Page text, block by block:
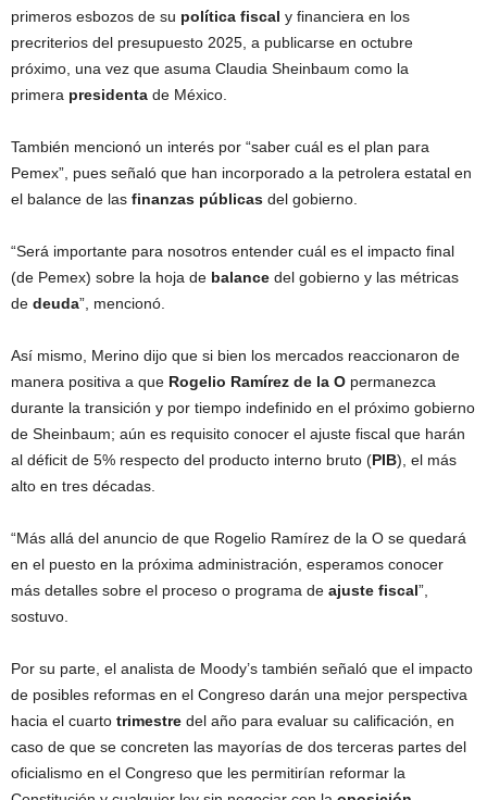
primeros esbozos de su política fiscal y financiera en los
precriterios del presupuesto 2025, a publicarse en octubre
próximo, una vez que asuma Claudia Sheinbaum como la
primera presidenta de México.
También mencionó un interés por “saber cuál es el plan para
Pemex”, pues señaló que han incorporado a la petrolera estatal en
el balance de las finanzas públicas del gobierno.
“Será importante para nosotros entender cuál es el impacto final
(de Pemex) sobre la hoja de balance del gobierno y las métricas
de deuda”, mencionó.
Así mismo, Merino dijo que si bien los mercados reaccionaron de
manera positiva a que Rogelio Ramírez de la O permanezca
durante la transición y por tiempo indefinido en el próximo gobierno
de Sheinbaum; aún es requisito conocer el ajuste fiscal que harán
al déficit de 5% respecto del producto interno bruto (PIB), el más
alto en tres décadas.
“Más allá del anuncio de que Rogelio Ramírez de la O se quedará
en el puesto en la próxima administración, esperamos conocer
más detalles sobre el proceso o programa de ajuste fiscal”,
sostuvo.
Por su parte, el analista de Moody’s también señaló que el impacto
de posibles reformas en el Congreso darán una mejor perspectiva
hacia el cuarto trimestre del año para evaluar su calificación, en
caso de que se concreten las mayorías de dos terceras partes del
oficialismo en el Congreso que les permitirían reformar la